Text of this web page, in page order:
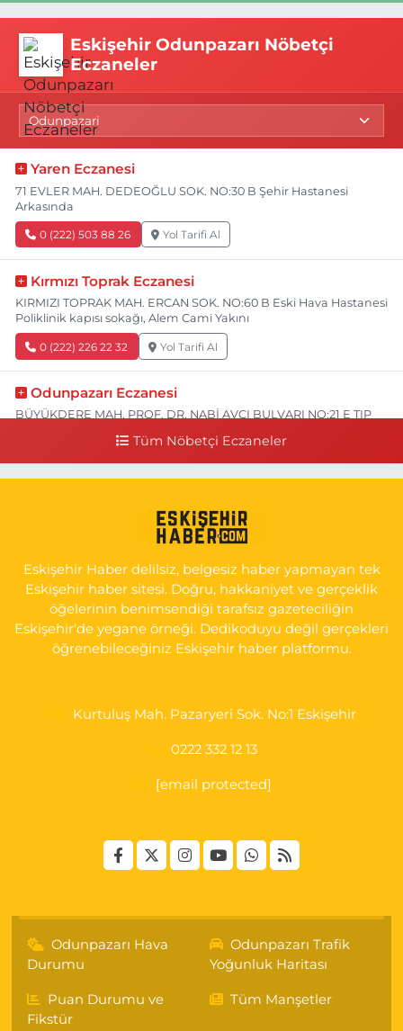
Eskişehir Odunpazarı Nöbetçi
Eczaneler
Yaren Eczanesi
71 EVLER MAH. DEDEOĞLU SOK. NO:30 B Şehir Hastanesi
Arkasında
0 (222) 503 88 26 Yol Tarifi Al
Kırmızı Toprak Eczanesi
KIRMIZI TOPRAK MAH. ERCAN SOK. NO:60 B Eski Hava Hastanesi
Poliklinik kapısı sokağı, Alem Cami Yakını
0 (222) 226 22 32 Yol Tarifi Al
Odunpazarı Eczanesi
BÜYÜKDERE MAH. PROF. DR. NABİ AVCI BULVARI NO:21 E TIP
YENİDOĞAN MH.ŞEHİT SERKAN ÖZAYDIN CD.8 B ESKİ DEVLET
0 (222) 237 75 17 Yol Tarifi Al
Tüm Nöbetçi Eczaneler
Eskişehir Haber delilsiz, belgesiz haber yapmayan tek
Eskişehir haber sitesi. Doğru, hakkaniyet ve gerçeklik
öğelerinin benimsendiği tarafsız gazeteciliğin
Eskişehir'de yegane örneği. Dedikoduyu değil gerçekleri
öğrenebileceğiniz Eskişehir haber platformu.
Kurtuluş Mah. Pazaryeri Sok. No:1 Eskişehir
0222 332 12 13
[email protected]
Odunpazarı Hava
Durumu
Odunpazarı Trafik
Yoğunluk Haritası
Puan Durumu ve
Fikstür
Tüm Manşetler